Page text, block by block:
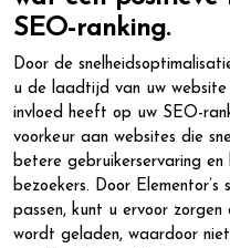
SEO-ranking.
Door de
u de laadtijd van uw
invloed heeft op uw SEO-
voorkeur aan websites die
betere gebruikerservaring
bezoekers. Door
passen, kunt u ervoor
wordt geladen, waardoor